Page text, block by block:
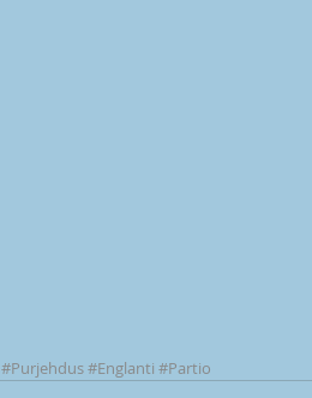
#Purjehdus#Englanti #Partio